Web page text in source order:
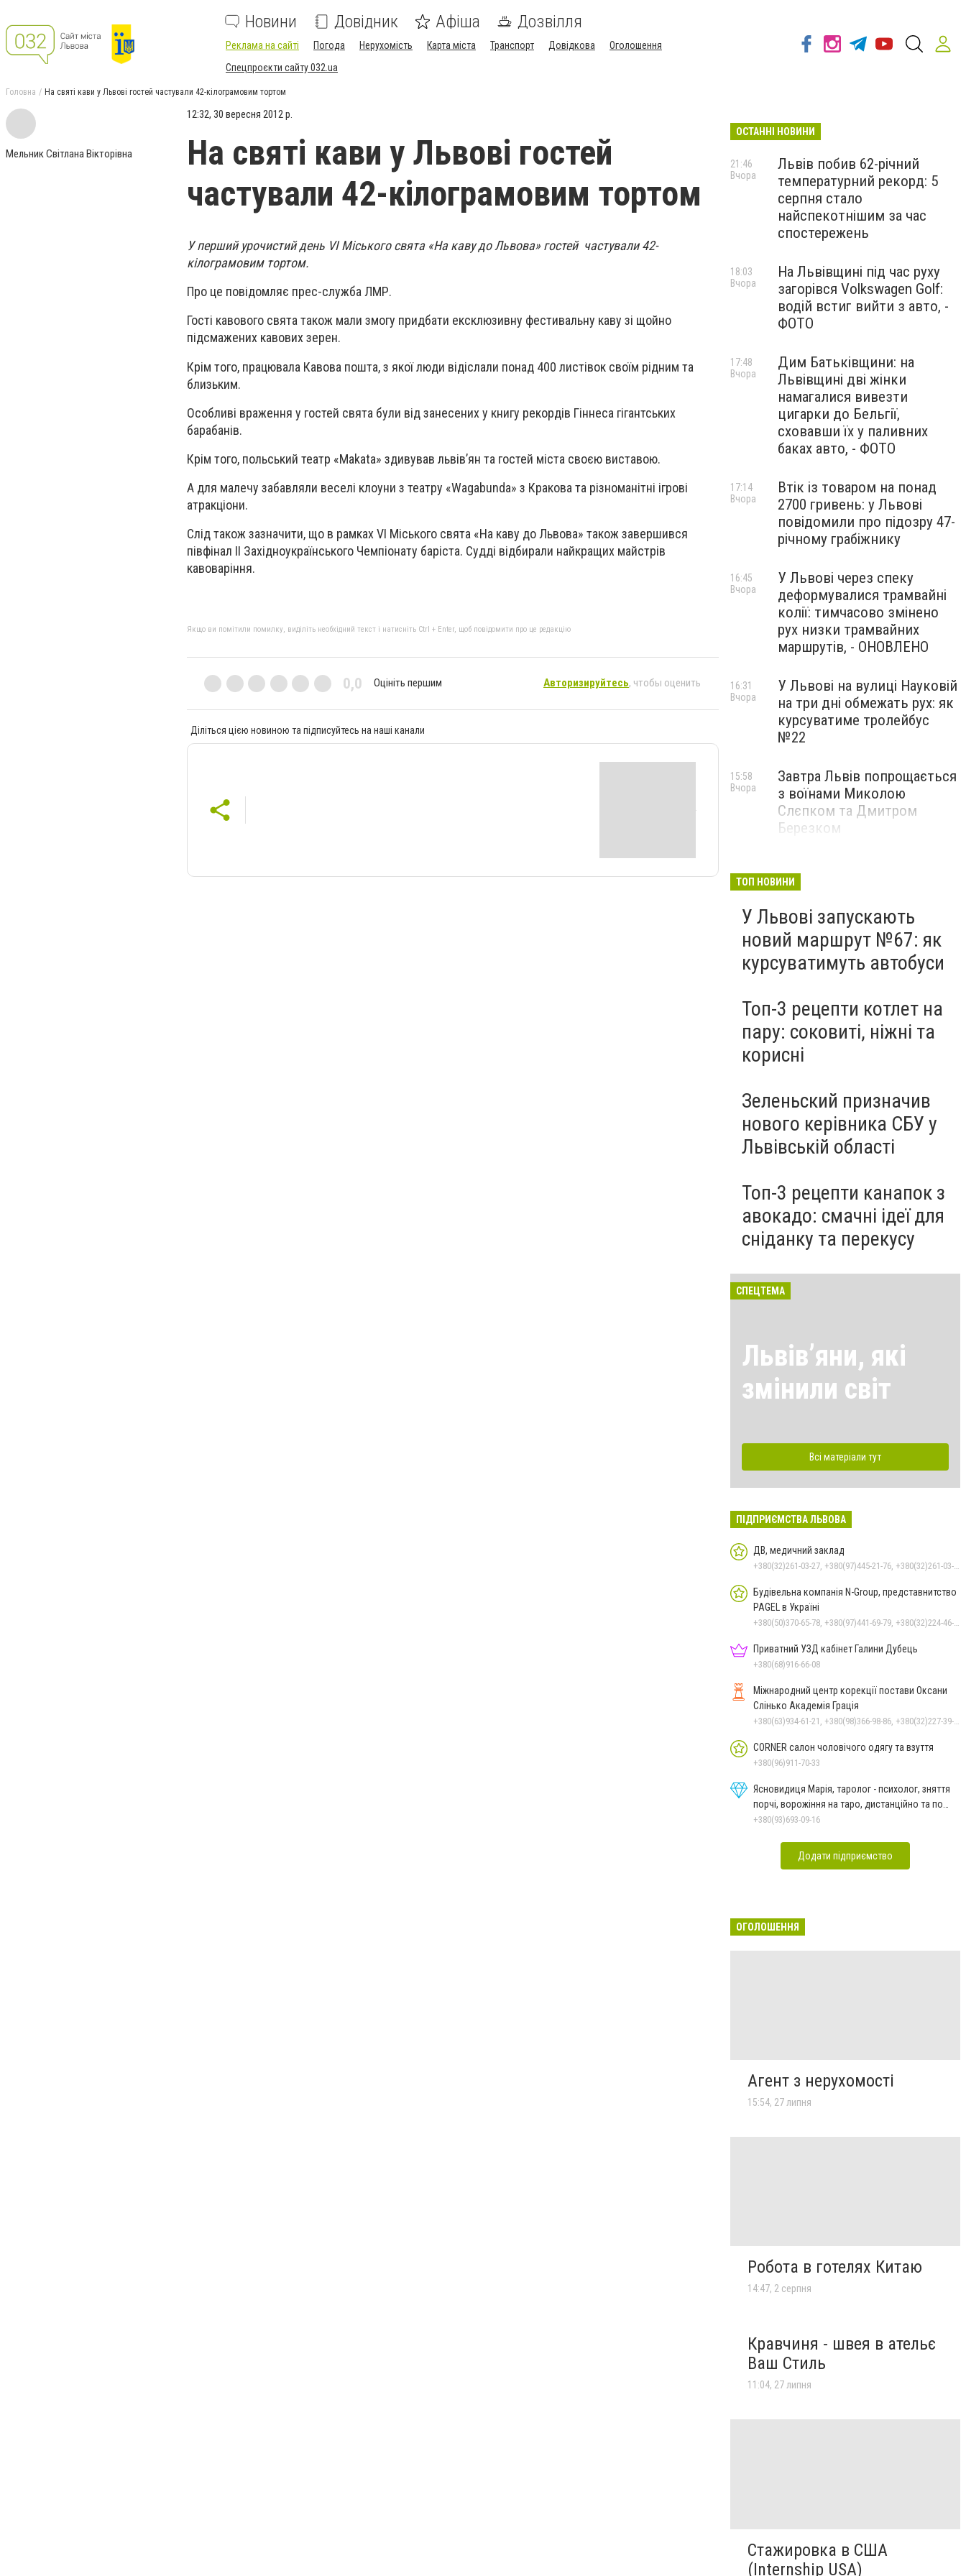
Новини Довідник Афіша Дозвілля
Реклама на сайті Погода Нерухомість Карта міста Транспорт Довідкова
Оголошення
Спецпроєкти сайту 032.ua
Головна На святі кави у Львові гостей частували 42-кілограмовим тортом
Мельник Світлана Вікторівна
12:32, 30 вересня 2012 р.
На святі кави у Львові гостей
частували 42-кілограмовим тортом
У перший урочистий день VI Міського свята «На каву до Львова» гостей частували 42-
кілограмовим тортом.
Про це повідомляє прес-служба ЛМР.
Гості кавового свята також мали змогу придбати ексклюзивну фестивальну каву зі щойно
підсмажених кавових зерен.
Крім того, працювала Кавова пошта, з якої люди відіслали понад 400 листівок своїм рідним та
близьким.
Особливі враження у гостей свята були від занесених у книгу рекордів Гіннеса гігантських
барабанів.
Крім того, польський театр «Makata» здивував львів’ян та гостей міста своєю виставою.
А для малечу забавляли веселі клоуни з театру «Wagabunda» з Кракова та різноманітні ігрові
атракціони.
Слід також зазначити, що в рамках VI Міського свята «На каву до Львова» також завершився
півфінал II Західноукраїнського Чемпіонату баріста. Судді відбирали найкращих майстрів
кавоваріння.
Якщо ви помітили помилку, виділіть необхідний текст і натисніть Ctrl + Enter, щоб повідомити про це редакцію
0,0 Оцініть першим Авторизируйтесь, чтобы оценить
Діліться цією новиною та підписуйтесь на наші канали
ОСТАННІ НОВИНИ
Львів побив 62-річний
температурний рекорд: 5
серпня стало
найспекотнішим за час
спостережень
21:46
Вчора
На Львівщині під час руху
загорівся Volkswagen Golf:
водій встиг вийти з авто, -
ФОТО
18:03
Вчора
Дим Батьківщини: на
Львівщині дві жінки
намагалися вивезти
цигарки до Бельгії,
сховавши їх у паливних
баках авто, - ФОТО
17:48
Вчора
Втік із товаром на понад
2700 гривень: у Львові
повідомили про підозру 47-
річному грабіжнику
17:14
Вчора
У Львові через спеку
деформувалися трамвайні
колії: тимчасово змінено
рух низки трамвайних
маршрутів, - ОНОВЛЕНО
16:45
Вчора
У Львові на вулиці Науковій
на три дні обмежать рух: як
курсуватиме тролейбус
№22
16:31
Вчора
Завтра Львів попрощається
з воїнами Миколою
Слєпком та Дмитром
Березком
15:58
Вчора
біля центру для ВПО у
сучасне наземне укриття
Вчора
ТОП НОВИНИ
У Львові запускають
новий маршрут №67: як
курсуватимуть автобуси
Топ-3 рецепти котлет на
пару: соковиті, ніжні та
корисні
Зеленьский призначив
нового керівника СБУ у
Львівській області
Топ-3 рецепти канапок з
авокадо: смачні ідеї для
сніданку та перекусу
СПЕЦТЕМА
Львівʼяни, які
змінили світ
Всі матеріали тут
ПІДПРИЄМСТВА ЛЬВОВА
ДВ, медичний заклад
Будівельна компанія N-Group, представнитство
PAGEL в Україні
Приватний УЗД кабінет Галини Дубець
+380(68)916-66-08
Міжнародний центр корекції постави Оксани
Слінько Академія Грація
CORNER салон чоловічого одягу та взуття
+380(96)911-70-33
Ясновидиця Марія, таролог - психолог, зняття
порчі, ворожіння на таро, дистанційно та по
фото
+380(93)693-09-16
Додати підприємство
ОГОЛОШЕННЯ
Агент з нерухомості
15:54, 27 липня
Робота в готелях Китаю
14:47, 2 серпня
Кравчиня - швея в ательє
Ваш Стиль
11:04, 27 липня
Стажировка в США
(Internship USA)